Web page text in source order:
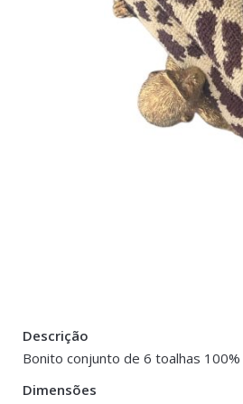
Descrição
Bonito conjunto de 6 toalhas 100%
Dimensões
Peso
Dimensões
There are no reviews yet.
Be the first to review